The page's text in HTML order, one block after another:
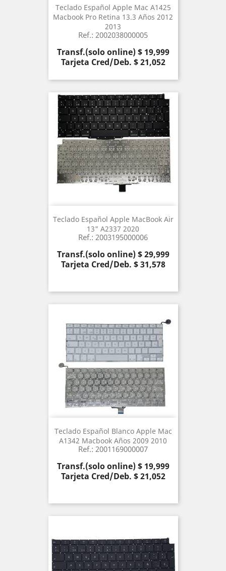
Teclado Español Apple Mac A1425
Macbook Pro Retina 13.3 Años 2012
2013
Ref.: 2002038000005
Precio
Transf.(solo online) $ 19,999
Tarjeta Cred/Deb. $ 21,052
Teclado Español Apple MacBook Air
13" A2337 2020
Ref.: 2003195000006
Precio
Transf.(solo online) $ 29,999
Tarjeta Cred/Deb. $ 31,578
Teclado Español Blanco Apple Mac
A1342 Macbook Años 2009 2010
Ref.: 2001169000007
Precio
Transf.(solo online) $ 19,999
Tarjeta Cred/Deb. $ 21,052